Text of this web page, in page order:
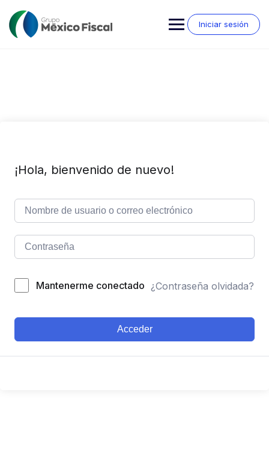
contenido
Iniciar sesión
¡Hola, bienvenido de nuevo!
Mantenerme conectado ¿Contraseña olvidada?
Acceder